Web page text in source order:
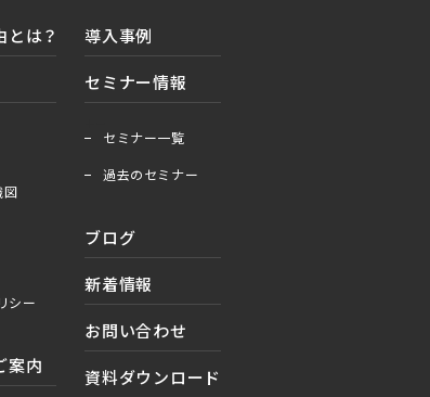
は？
図
シー
案内
導入事例
セミナー情報
セミナー一覧
過去のセミナー
ブログ
新着情報
お問い合わせ
資料ダウンロード